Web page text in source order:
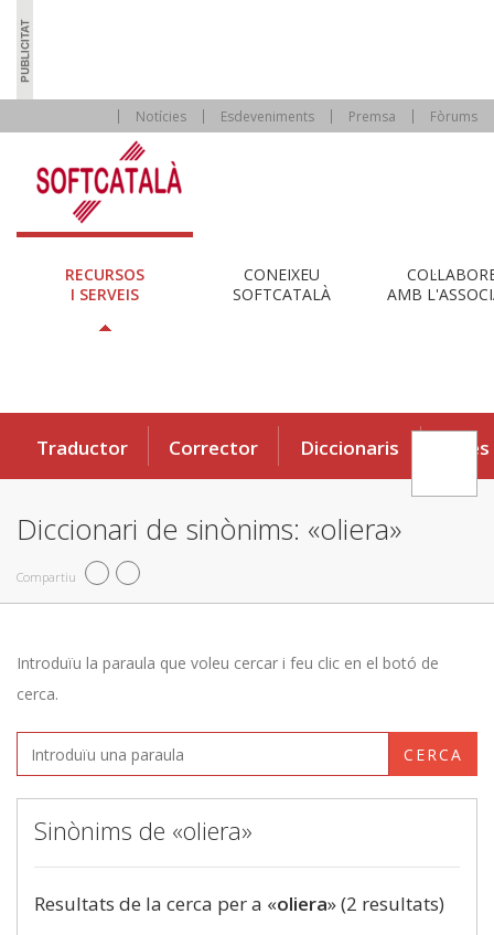
Notícies Esdeveniments Premsa Fòrums
RECURSOS
I SERVEIS
CONEIXEU
SOFTCATALÀ
AMB
Traductor Corrector Diccionaris Eines
Diccionari de sinònims: «oliera»
Compartiu
Introduïu la paraula que voleu cercar i feu clic en el botó de
cerca.
CERCA
Sinònims de «oliera»
Resultats de la cerca per a «oliera» (2 resultats)